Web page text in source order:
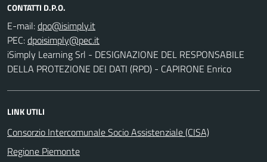
CONTATTI D.P.O.
E-mail:
PEC:
iSimply Learning Srl - DESIGNAZIONE DEL RESPONSABILE
DELLA PROTEZIONE DEI DATI (RPD) - CAPIRONE Enrico
LINK UTILI
Consorzio Intercomunale Socio Assistenziale (CISA)
Regione Piemonte